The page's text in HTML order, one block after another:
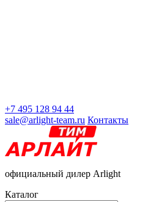
+7 495 128 94 44
sale@arlight-team.ru Контакты
официальный дилер Arlight
Каталог